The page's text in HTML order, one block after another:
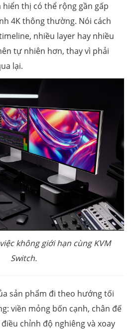
hiển thị có thể rộng gần gấp
4K thông thường. Nói cách
nhiều layer hay nhiều
tự nhiên hơn, thay vì phải
lại.
không giới hạn cùng KVM
Switch.
sản phẩm đi theo hướng tối
viền mỏng bốn cạnh, chân đế
chỉnh độ nghiêng và xoay